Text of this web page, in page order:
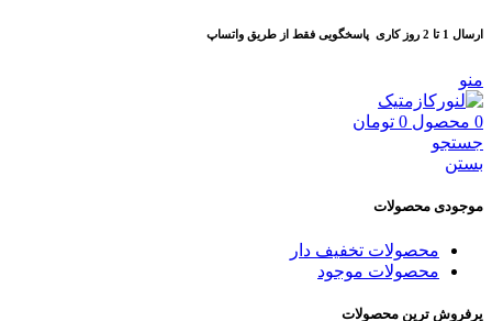
ارسال 1 تا 2 روز کاری پاسخگویی فقط از طریق واتساپ
منو
0 محصول 0 تومان
جستجو
بستن
موجودی محصولات
محصولات تخفیف دار
محصولات موجود
پرفروش ترین محصولات